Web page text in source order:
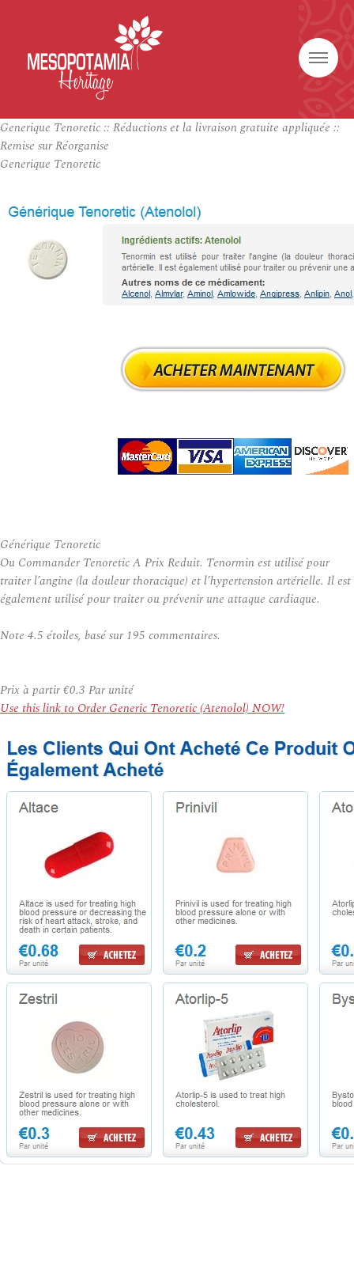
Generique Tenoretic :: Réductions et la livraison gratuite appliquée ::
Remise sur Réorganise
Generique Tenoretic
Générique Tenoretic
Ou Commander Tenoretic A Prix Reduit. Tenormin est utilisé pour
traiter l’angine (la douleur thoracique) et l’hypertension artérielle. Il est
également utilisé pour traiter ou prévenir une attaque cardiaque.
Note 4.5 étoiles, basé sur 195 commentaires.
Prix à partir€0.3 Par unité
Use this link to Order Generic Tenoretic (Atenolol) NOW!